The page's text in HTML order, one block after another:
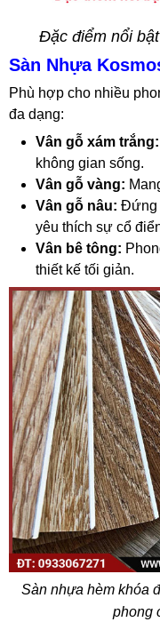
Đặc điểm nổi
Sàn Nhựa
Phù hợp cho nhiều
đa dạng:
Vân gỗ xám trắng:
không gian sống.
Vân gỗ vàng:
Vân gỗ nâu: Đứng
yêu thích sự cổ
Vân bê tông:
thiết kế tối giản.
Sàn nhựa hèm khóa
phong